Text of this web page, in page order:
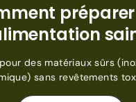
des matériaux sûrs
sans revêtements